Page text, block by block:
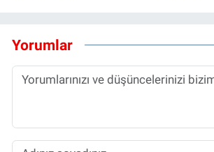
Yorumlar